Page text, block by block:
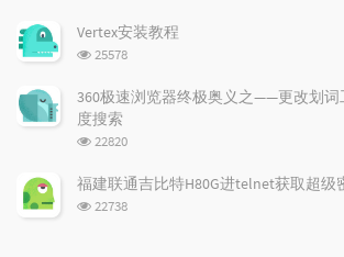
i
c
e
s
s
次
Vertex安装教程
浏
次
数:
25578
360极速浏览器终极奥义之——更改划
度搜索
浏
次
数:
22820
福建联通吉比特H80G进telnet获取超级
浏
22738